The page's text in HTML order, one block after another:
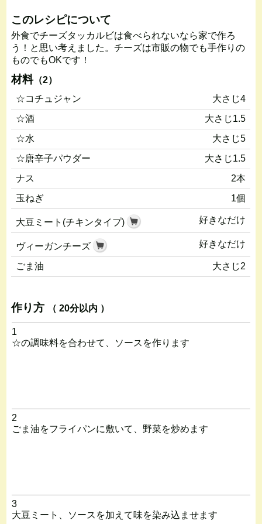
このレシピについて
外食でチーズタッカルビは食べられないなら家で作ろ
う！と思い考えました。チーズは市販の物でも手作りの
ものでもOKです！
材料（2）
☆コチュジャン
大さじ4
☆酒
大さじ1.5
☆水
大さじ5
☆唐辛子パウダー
大さじ1.5
ナス
2本
玉ねぎ
1個
大豆ミート(チキンタイプ) 好きなだけ
ヴィーガンチーズ 好きなだけ
ごま油 大さじ2
作り方 （ 20分以内 ）
1
☆の調味料を合わせて、ソースを作ります
2
ごま油をフライパンに敷いて、野菜を炒めます
3
大豆ミート、ソースを加えて味を染み込ませます